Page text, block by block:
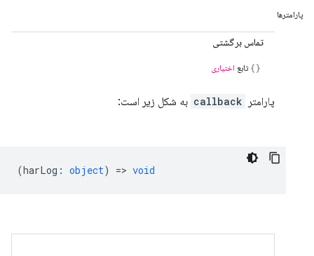
پارامترها
تماس برگشتی
تابع اختیاری
پارامتر callback به شکل زیر است:
(harLog : object) => void